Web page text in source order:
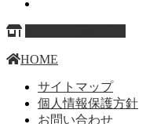
HOME
サイトマップ
個人情報保護方針
お問い合わせ